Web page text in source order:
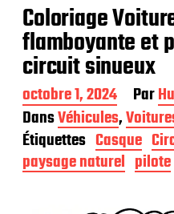
Coloriage
flamboyante et
circuit sinueux
D
a
t
e
d
e
octobre 1, 2024 Par
DansVéhicules,
Étiquettes Casque
paysage naturel pilote